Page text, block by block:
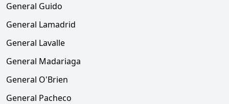
General Guido
General Lamadrid
General Lavalle
General Madariaga
General O'Brien
General Pacheco